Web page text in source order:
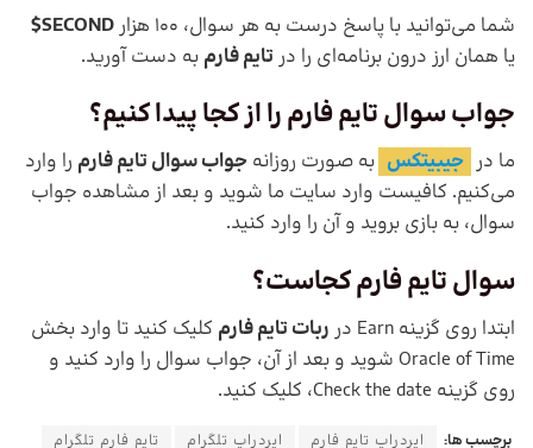
شما می‌توانید با پاسخ درست به هر سوال، 100 هزار
SECOND$
یا همان ارز درون برنامه‌ای را در تایم فارم به دست آورید.
جواب سوال تایم فارم را از کجا پیدا کنیم؟
ما در جیبیتکس به صورت روزانه جواب سوال تایم فارم را وارد
می‌کنیم. کافیست وارد سایت ما شوید و بعد از مشاهده جواب
سوال، به بازی بروید و آن را وارد کنید.
سوال تایم فارم کجاست؟
ابتدا روی گزینه Earn در ربات تایم فارم کلیک کنید تا وارد بخش
Oracle of Time شوید و بعد از آن، جواب سوال را وارد کنید و
روی گزینه Check the date، کلیک کنید.
برچسب ها: ایردراپ تایم فارم ایردراپ تلگرام
تایم فارم تلگرام